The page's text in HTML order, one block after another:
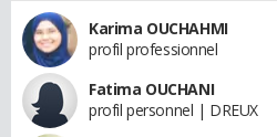
Karima OUCHAHMI
profil professionnel
Fatima OUCHANI
profil personnel | DREUX